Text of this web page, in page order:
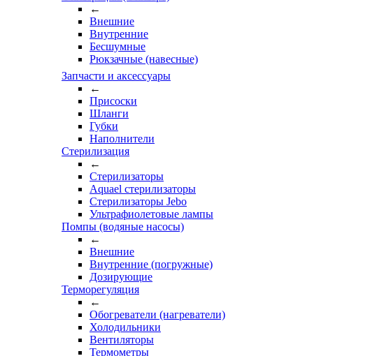
←
Внешние
Внутренние
Бесшумные
Рюкзачные (навесные)
Запчасти и аксессуары
←
Присоски
Шланги
Губки
Наполнители
Стерилизация
←
Стерилизаторы
Aquael стерилизаторы
Стерилизаторы Jebo
Ультрафиолетовые лампы
Помпы (водяные насосы)
←
Внешние
Внутренние (погружные)
Дозирующие
Терморегуляция
←
Обогреватели (нагреватели)
Холодильники
Вентиляторы
Термометры